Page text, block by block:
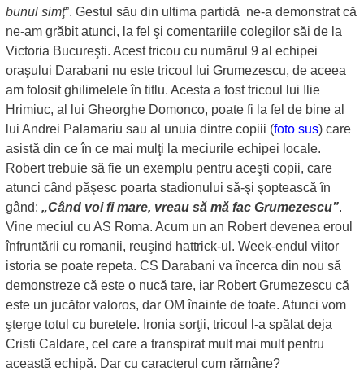
bunul simţ”. Gestul său din ultima partidă ne-a demonstrat că
ne-am grăbit atunci, la fel şi comentariile colegilor săi de la
Victoria Bucureşti. Acest tricou cu numărul 9 al echipei
oraşului Darabani nu este tricoul lui Grumezescu, de aceea
am folosit ghilimelele în titlu. Acesta a fost tricoul lui Ilie
Hrimiuc, al lui Gheorghe Domonco, poate fi la fel de bine al
lui Andrei Palamariu sau al unuia dintre copiii (foto sus) care
asistă din ce în ce mai mulţi la meciurile echipei locale.
Robert trebuie să fie un exemplu pentru aceşti copii, care
atunci când păşesc poarta stadionului să-şi şoptească în
gând: „Când voi fi mare, vreau să mă fac Grumezescu”.
Vine meciul cu AS Roma. Acum un an Robert devenea eroul
înfruntării cu romanii, reuşind hattrick-ul. Week-endul viitor
istoria se poate repeta. CS Darabani va încerca din nou să
demonstreze că este o nucă tare, iar Robert Grumezescu că
este un jucător valoros, dar OM înainte de toate. Atunci vom
şterge totul cu buretele. Ironia sorţii, tricoul l-a spălat deja
Cristi Caldare, cel care a transpirat mult mai mult pentru
această echipă. Dar cu caracterul cum rămâne?